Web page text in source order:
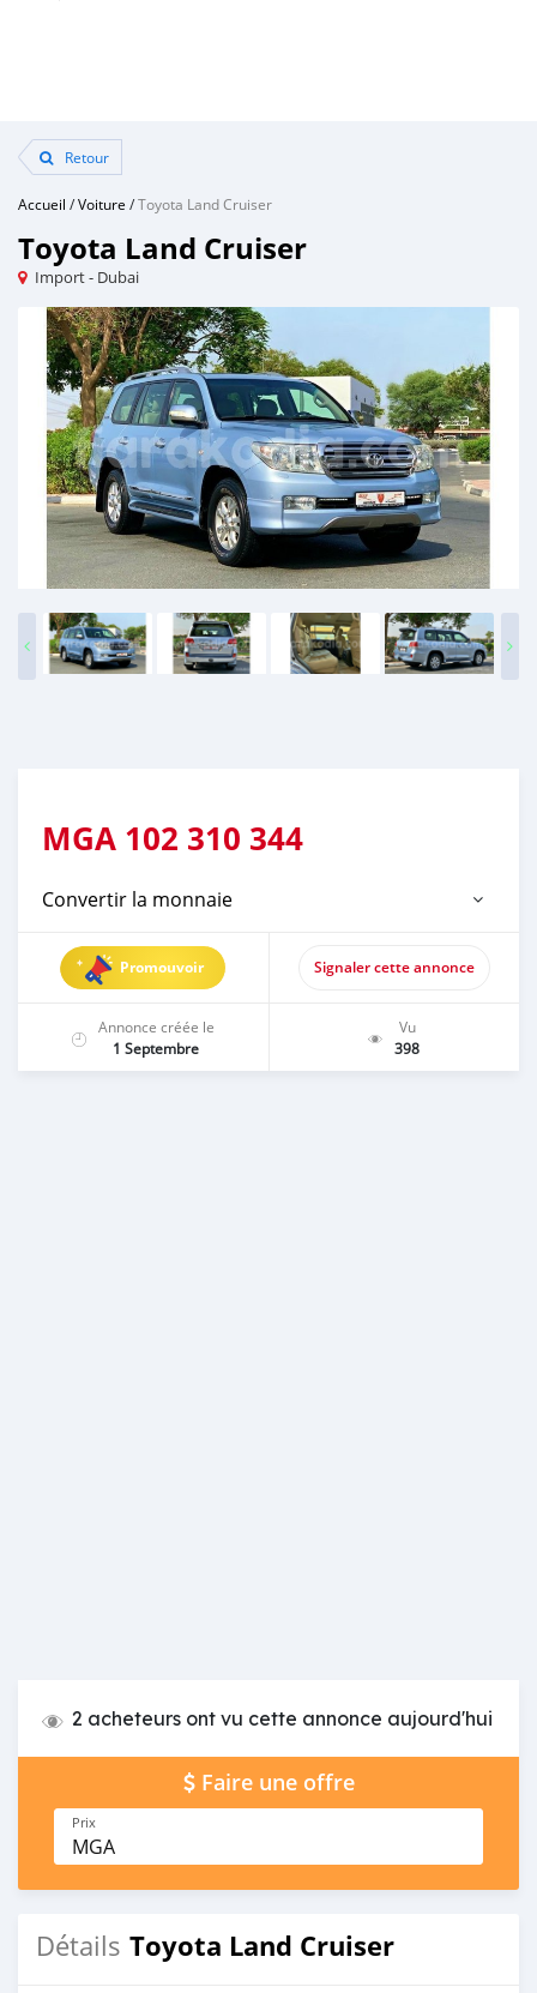
Retour
Accueil /Voiture /Toyota Land Cruiser
Toyota Land Cruiser
Import - Dubai
MGA 102 310 344
Convertir la monnaie
Promouvoir Signaler cette annonce
Annonce créée le
1 Septembre
Vu
398
2 acheteurs ont vu cette annonce aujourd'hui
Faire une offre
Prix
MGA
Détails Toyota Land Cruiser